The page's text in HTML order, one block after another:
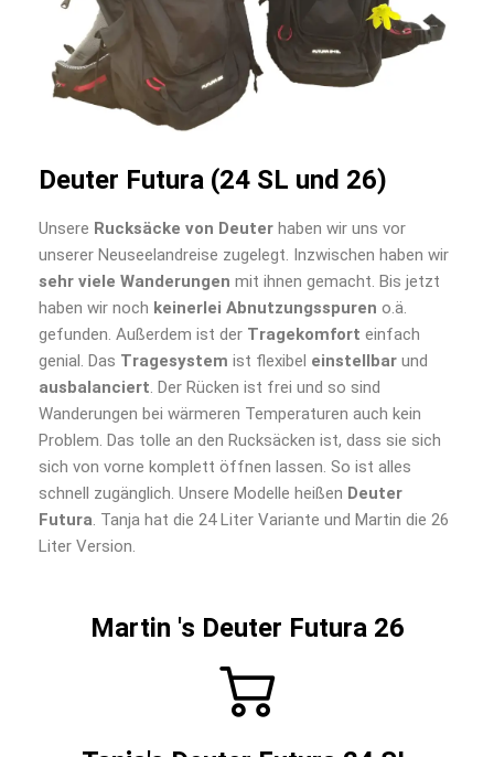
Deuter Futura (24 SL und 26)
Unsere Rucksäcke von Deuter haben wir uns vor
unserer Neuseelandreise zugelegt. Inzwischen haben wir
sehr viele Wanderungen mit ihnen gemacht. Bis jetzt
haben wir noch keinerlei Abnutzungsspuren o.ä.
gefunden. Außerdem ist der Tragekomfort einfach
genial. Das Tragesystem ist flexibel einstellbar und
ausbalanciert. Der Rücken ist frei und so sind
Wanderungen bei wärmeren Temperaturen auch kein
Problem. Das tolle an den Rucksäcken ist, dass sie sich
sich von vorne komplett öffnen lassen. So ist alles
schnell zugänglich. Unsere Modelle heißen Deuter
Futura. Tanja hat die 24 Liter Variante und Martin die 26
Liter Version.
Martin 's Deuter Futura 26